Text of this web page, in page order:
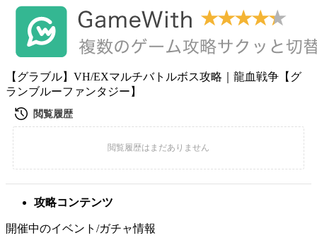
【グラブル】VH/EXマルチバトルボス攻略｜龍血戦争【グ
ランブルーファンタジー】
攻略コンテンツ
開催中のイベント/ガチャ情報